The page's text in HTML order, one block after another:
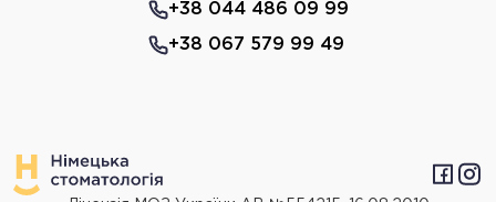
+38 044 486 09 99
+38 067 579 99 49